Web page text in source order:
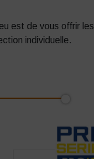
est de vous offrir les
individuelle.